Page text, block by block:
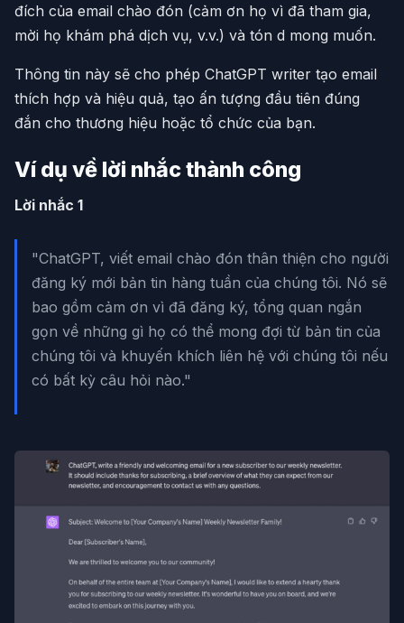
đích của email chào đón (cảm ơn họ vì đã tham gia,
mời họ khám phá dịch vụ, v.v.) và tón d mong muốn.
Thông tin này sẽ cho phép ChatGPT writer tạo email
thích hợp và hiệu quả, tạo ấn tượng đầu tiên đúng
đắn cho thương hiệu hoặc tổ chức của bạn.
Ví dụ về lời nhắc thành công
Lời nhắc 1
"ChatGPT, viết email chào đón thân thiện cho người
đăng ký mới bản tin hàng tuần của chúng tôi. Nó sẽ
bao gồm cảm ơn vì đã đăng ký, tổng quan ngắn
gọn về những gì họ có thể mong đợi từ bản tin của
chúng tôi và khuyến khích liên hệ với chúng tôi nếu
có bất kỳ câu hỏi nào."